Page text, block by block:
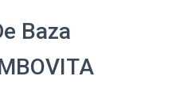
Baza